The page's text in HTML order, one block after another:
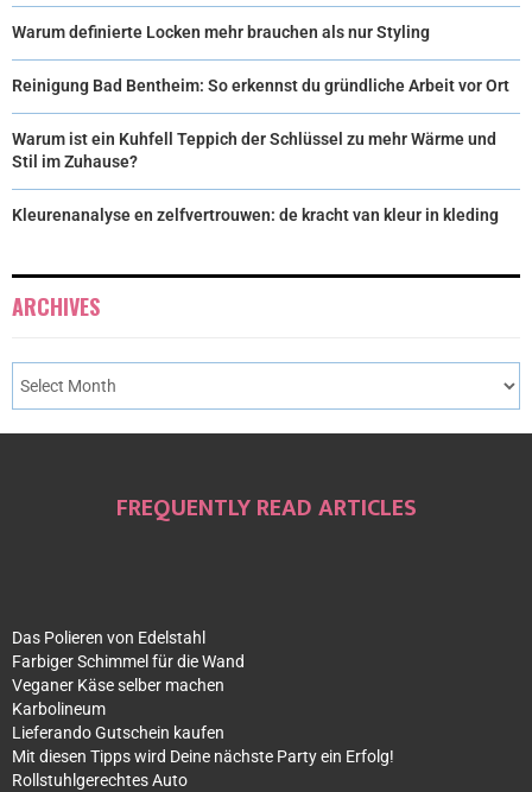
Warum definierte Locken mehr brauchen als nur Styling
Reinigung Bad Bentheim: So erkennst du gründliche Arbeit vor Ort
Warum ist ein Kuhfell Teppich der Schlüssel zu mehr Wärme und
Stil im Zuhause?
Kleurenanalyse en zelfvertrouwen: de kracht van kleur in kleding
ARCHIVES
FREQUENTLY READ ARTICLES
Das Polieren von Edelstahl
Farbiger Schimmel für die Wand
Veganer Käse selber machen
Karbolineum
Lieferando Gutschein kaufen
Mit diesen Tipps wird Deine nächste Party ein Erfolg!
Rollstuhlgerechtes Auto